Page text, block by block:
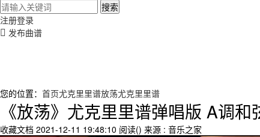
搜索
注册登录
发布曲谱
您的位置： 首页尤克里里谱放荡尤克里里谱
《放荡》尤克里里谱弹唱版 A调
收藏文档 2021-12-11 19:48:10 阅读() 来源 : 音乐之家